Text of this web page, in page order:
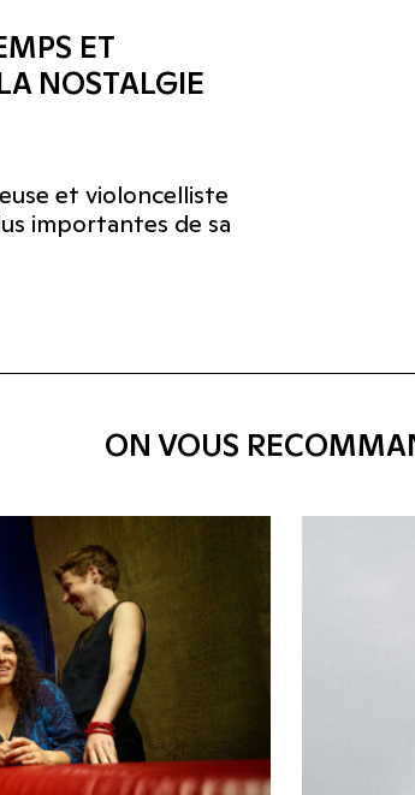
ET
NOSTALGIE
et violoncelliste
importantes de sa
ON VOUS